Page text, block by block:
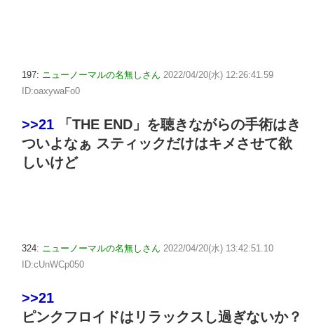
197: ニューノーマルの名無しさん 2022/04/20(水) 12:26:41.59
ID:oaxywaFo0
>>21 「THE END」を聴きながらの手術はき
ついよなぁ スティックだけはキメさせて欲
しいけど
324: ニューノーマルの名無しさん 2022/04/20(水) 13:42:51.10
ID:cUnWCp050
>>21
ピンクフロイドはリラックスし過ぎないか？